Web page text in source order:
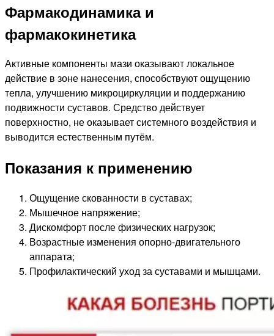
Фармакодинамика и
фармакокинетика
Активные компоненты мази оказывают локальное
действие в зоне нанесения, способствуют ощущению
тепла, улучшению микроциркуляции и поддержанию
подвижности суставов. Средство действует
поверхностно, не оказывает системного воздействия и
выводится естественным путём.
Показания к применению
Ощущение скованности в суставах;
Мышечное напряжение;
Дискомфорт после физических нагрузок;
Возрастные изменения опорно-двигательного
аппарата;
Профилактический уход за суставами и мышцами.